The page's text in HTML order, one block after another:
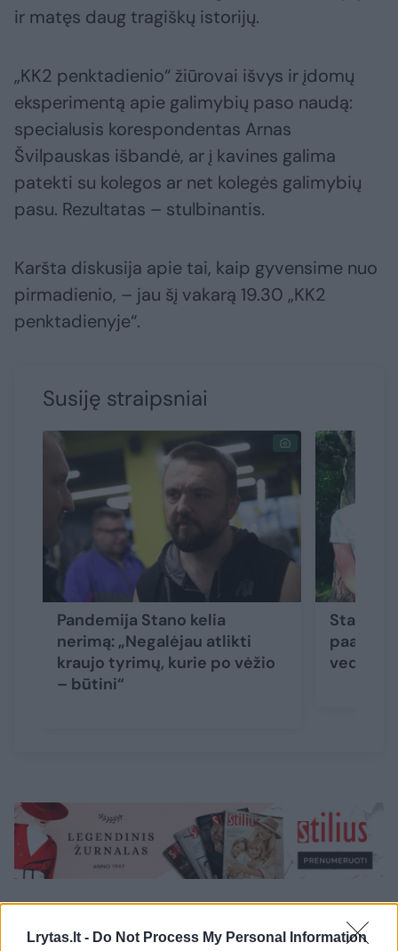
Lrytas.lt - Do Not Process My Personal Information
ir matęs daug tragiškų istorijų.
„KK2 penktadienio“ žiūrovai išvys ir įdomų
eksperimentą apie galimybių paso naudą:
specialusis korespondentas Arnas
Švilpauskas išbandė, ar į kavines galima
patekti su kolegos ar net kolegės galimybių
pasu. Rezultatas – stulbinantis.
Karšta diskusija apie tai, kaip gyvensime nuo
pirmadienio, – jau šį vakarą 19.30 „KK2
penktadienyje“.
Susiję straipsniai
Pandemija Stano kelia
nerimą: „Negalėjau atlikti
kraujo tyrimų, kurie po vėžio
– būtini“
vedė
skiepai ^Instant Galimybių pasas Rodyti daugiau žymių